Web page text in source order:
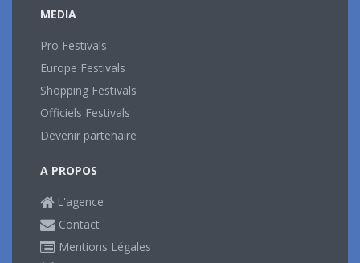
MEDIA
Pro Festivals
Europe Festivals
Shopping Festivals
Officiels Festivals
Devenir partenaire
A PROPOS
L'agence
Contact
Mentions Légales